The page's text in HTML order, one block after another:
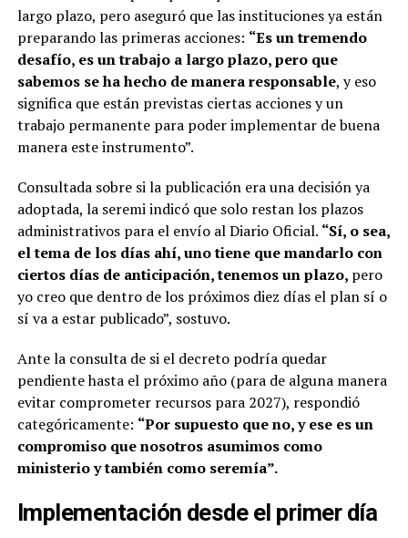
largo plazo, pero aseguró que las instituciones ya están
preparando las primeras acciones: “Es un tremendo
desafío, es un trabajo a largo plazo, pero que
sabemos se ha hecho de manera responsable, y eso
significa que están previstas ciertas acciones y un
trabajo permanente para poder implementar de buena
manera este instrumento”.
Consultada sobre si la publicación era una decisión ya
adoptada, la seremi indicó que solo restan los plazos
administrativos para el envío al Diario Oficial. “Sí, o sea,
el tema de los días ahí, uno tiene que mandarlo con
ciertos días de anticipación, tenemos un plazo, pero
yo creo que dentro de los próximos diez días el plan sí o
sí va a estar publicado”, sostuvo.
Ante la consulta de si el decreto podría quedar
pendiente hasta el próximo año (para de alguna manera
evitar comprometer recursos para 2027), respondió
categóricamente: “Por supuesto que no, y ese es un
compromiso que nosotros asumimos como
ministerio y también como seremía”.
Implementación desde el primer día